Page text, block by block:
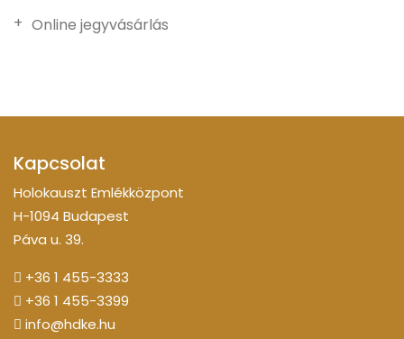
Online jegyvásárlás
Kapcsolat
Holokauszt Emlékközpont
H-1094 Budapest
Páva u. 39.
+36 1 455-3333
+36 1 455-3399
info@hdke.hu